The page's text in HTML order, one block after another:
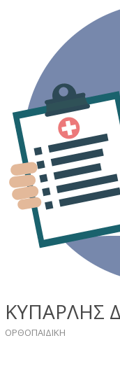
ΚΥΠΑΡΛΗΣ
ΟΡΘΟΠΑΙΔΙΚΗ